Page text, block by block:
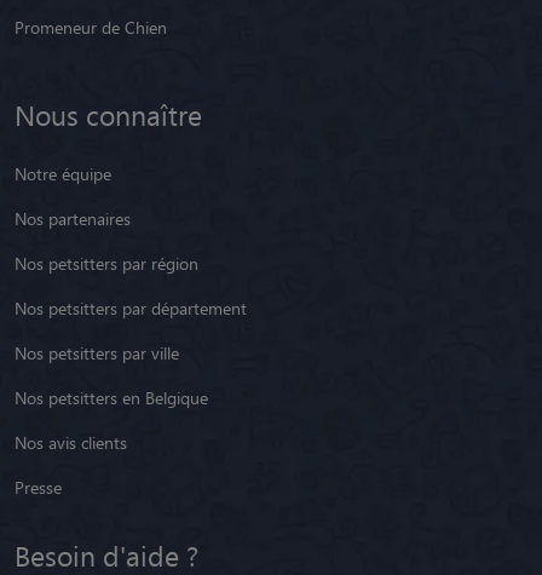
Promeneur de Chien
Nous connaître
Notre équipe
Nos partenaires
Nos petsitters par région
Nos petsitters par département
Nos petsitters par ville
Nos petsitters en Belgique
Nos avis clients
Presse
Besoin d'aide ?